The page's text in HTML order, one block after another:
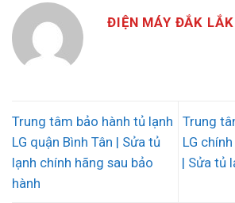
ĐIỆN MÁY ĐẮK LẮK
Trung tâm bảo hành tủ lạnh
LG quận Bình Tân | Sửa tủ
lạnh chính hãng sau bảo
hành
Trung
LG
| Sửa tủ